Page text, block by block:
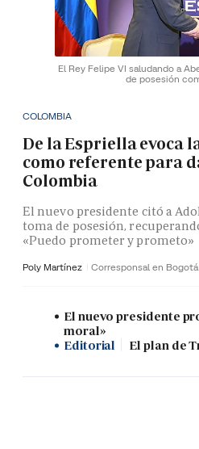
El Rey Felipe VI saludando a
de posesión
COLOMBIA
De la Espriella evoca
como referente para
Colombia
El nuevo presidente citó a
toma de posesión,
«Puedo prometer y prometo»
Poly Martínez Corresponsal en Bogotá
El nuevo presidente
moral»
Editorial
El plan de